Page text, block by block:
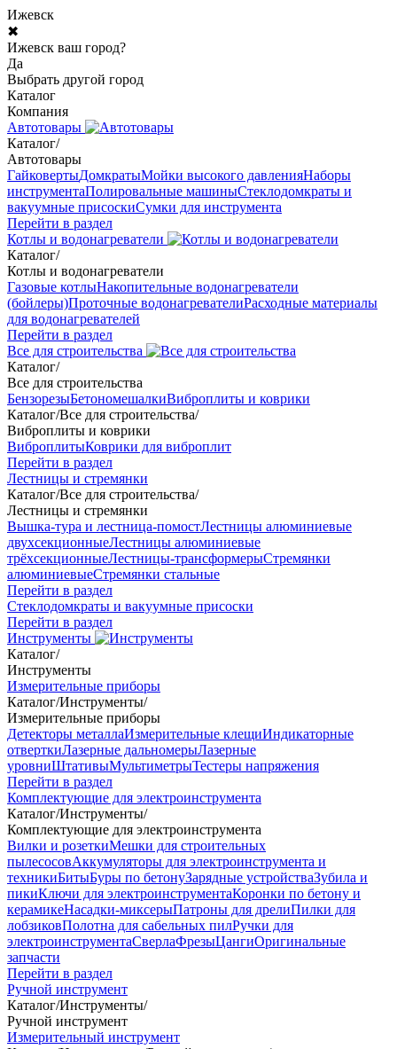
Ижевск
✖
Ижевск ваш город?
Да
Выбрать другой город
Каталог
Компания
Автотовары
Каталог/
Автотовары
ГайковертыДомкратыМойки высокого давленияНаборы
инструментаПолировальные машиныСтеклодомкраты и
вакуумные присоскиСумки для инструмента
Перейти в раздел
Котлы и водонагреватели
Каталог/
Котлы и водонагреватели
Газовые котлыНакопительные водонагреватели
(бойлеры)Проточные водонагревателиРасходные материалы
для водонагревателей
Перейти в раздел
Все для строительства
Каталог/
Все для строительства
БензорезыБетономешалкиВиброплиты и коврики
Каталог/Все для строительства/
Виброплиты и коврики
ВиброплитыКоврики для виброплит
Перейти в раздел
Лестницы и стремянки
Каталог/Все для строительства/
Лестницы и стремянки
Вышка-тура и лестница-помостЛестницы алюминиевые
двухсекционныеЛестницы алюминиевые
трёхсекционныеЛестницы-трансформерыСтремянки
алюминиевыеСтремянки стальные
Перейти в раздел
Стеклодомкраты и вакуумные присоски
Перейти в раздел
Инструменты
Каталог/
Инструменты
Измерительные приборы
Каталог/Инструменты/
Измерительные приборы
Детекторы металлаИзмерительные клещиИндикаторные
отверткиЛазерные дальномерыЛазерные
уровниШтативыМультиметрыТестеры напряжения
Перейти в раздел
Комплектующие для электроинструмента
Каталог/Инструменты/
Комплектующие для электроинструмента
Вилки и розеткиМешки для строительных
пылесосовАккумуляторы для электроинструмента и
техникиБитыБуры по бетонуЗарядные устройстваЗубила и
пикиКлючи для электроинструментаКоронки по бетону и
керамикеНасадки-миксерыПатроны для дрелиПилки для
лобзиковПолотна для сабельных пилРучки для
электроинструментаСверлаФрезыЦангиОригинальные
запчасти
Перейти в раздел
Ручной инструмент
Каталог/Инструменты/
Ручной инструмент
Измерительный инструмент